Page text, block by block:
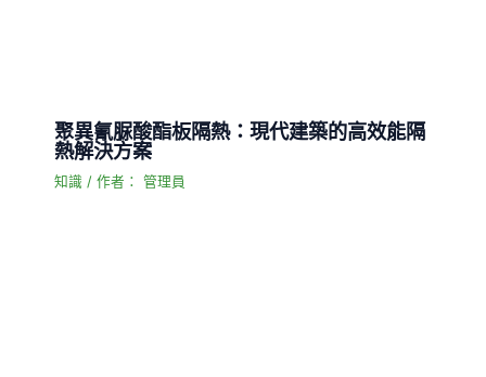
聚異氰脲酸酯板隔熱：現代建築的高效能隔
熱解決方案
知識 / 作者： 管理員